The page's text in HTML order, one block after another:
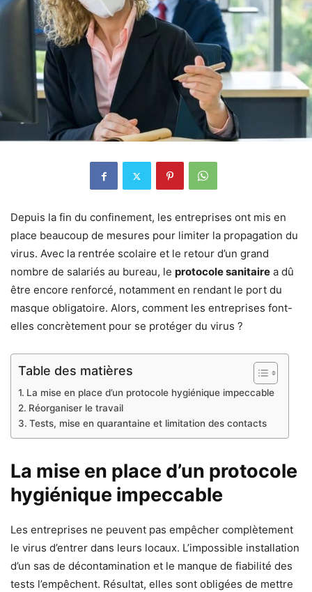
Depuis la fin du confinement, les entreprises ont mis en
place beaucoup de mesures pour limiter la propagation du
virus. Avec la rentrée scolaire et le retour d’un grand
nombre de salariés au bureau, le protocole sanitaire a dû
être encore renforcé, notamment en rendant le port du
masque obligatoire. Alors, comment les entreprises font-
elles concrètement pour se protéger du virus ?
Table des matières
La mise en place d’un protocole hygiénique impeccable
Réorganiser le travail
Tests, mise en quarantaine et limitation des contacts
La mise en place d’un protocole
hygiénique impeccable
Les entreprises ne peuvent pas empêcher complètement
le virus d’entrer dans leurs locaux. L’impossible installation
d’un sas de décontamination et le manque de fiabilité des
tests l’empêchent. Résultat, elles sont obligées de mettre